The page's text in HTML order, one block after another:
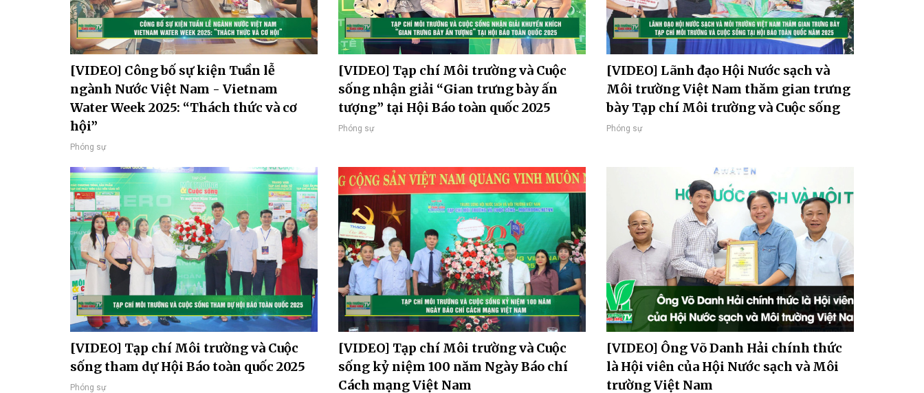
[VIDEO] Công bố sự kiện Tuần lễ
ngành Nước Việt Nam - Vietnam
Water Week 2025: “Thách thức và cơ
hội”
Phóng sự
[VIDEO] Tạp chí Môi trường và Cuộc
sống nhận giải “Gian trưng bày ấn
tượng” tại Hội Báo toàn quốc 2025
Phóng sự
[VIDEO] Lãnh đạo Hội Nước sạch và
Môi trường Việt Nam thăm gian trưng
bày Tạp chí Môi trường và Cuộc sống
Phóng sự
[VIDEO] Tạp chí Môi trường và Cuộc
sống tham dự Hội Báo toàn quốc 2025
Phóng sự
[VIDEO] Tạp chí Môi trường và Cuộc
sống kỷ niệm 100 năm Ngày Báo chí
Cách mạng Việt Nam
[VIDEO] Ông Võ Danh Hải chính thức
là Hội viên của Hội Nước sạch và Môi
trường Việt Nam